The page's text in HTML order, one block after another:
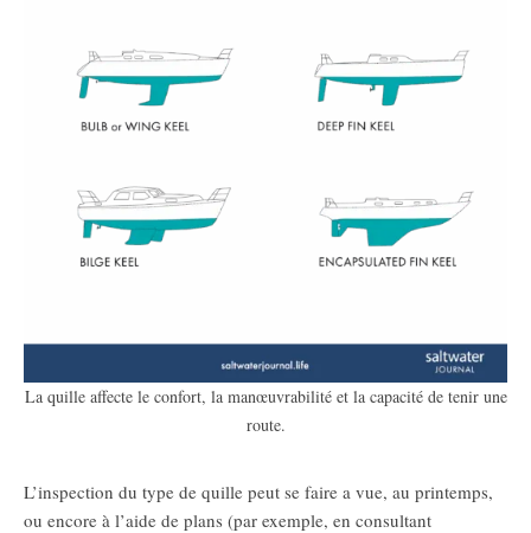
La quille affecte le confort, la manœuvrabilité et la capacité de tenir une
route.
L’inspection du type de quille peut se faire a vue, au printemps,
ou encore à l’aide de plans (par exemple, en consultant